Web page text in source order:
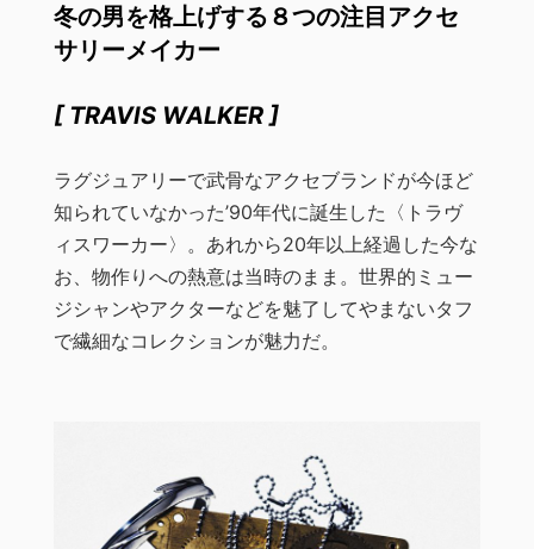
冬の男を格上げする８つの注目アクセ
サリーメイカー
[ TRAVIS WALKER ]
ラグジュアリーで武骨なアクセブランドが今ほど
知られていなかった’90年代に誕生した〈トラヴ
ィスワーカー〉。あれから20年以上経過した今な
お、物作りへの熱意は当時のまま。世界的ミュー
ジシャンやアクターなどを魅了してやまないタフ
で繊細なコレクションが魅力だ。